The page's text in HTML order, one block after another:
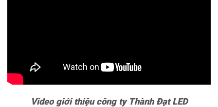
Video giới thiệu công ty Thành Đạt LED